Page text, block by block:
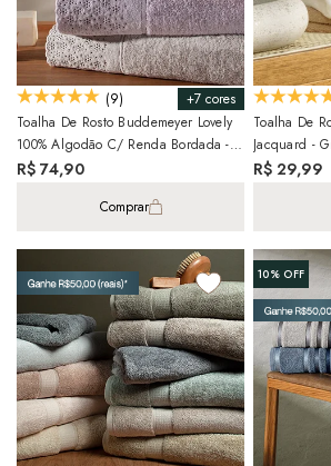
+7 cores
(9)
Toalha De Rosto Buddemeyer Lovely
100% Algodão C/ Renda Bordada -
Gramatura: 450g/m²
R$ 74,90
Comprar
Toalha De
Jacquard -
R$ 29,99
10%OFF